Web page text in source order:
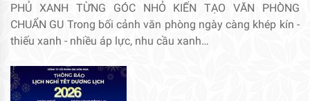
PHỦ XANH TỪNG GÓC NHỎ KIẾN TẠO VĂN PHÒNG
CHUẨN GU Trong bối cảnh văn phòng ngày càng khép kín -
thiếu xanh - nhiều áp lực, nhu cầu xanh…